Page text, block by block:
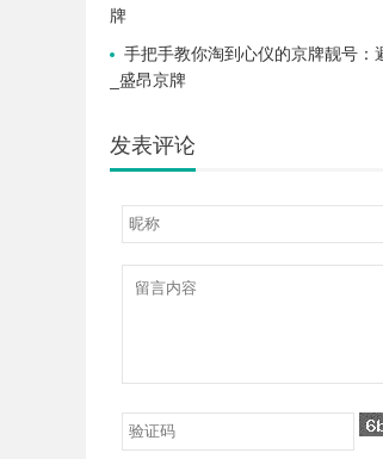
牌
手把手教你淘到心仪的京牌靓号：
_盛昂京牌
发表评论